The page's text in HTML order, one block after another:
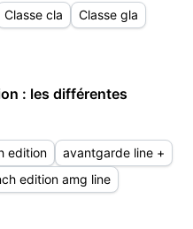
Classe cla
Classe gla
: les différentes
edition
avantgarde line +
edition amg line